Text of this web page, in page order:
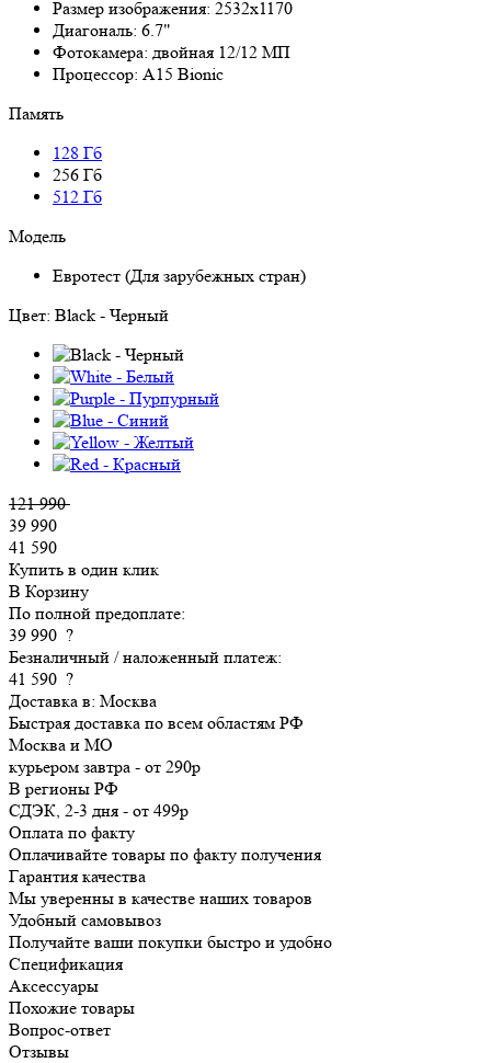
Размер изображения: 2532x1170
Диагональ: 6.7"
Фотокамера: двойная 12/12 МП
Процессор: A15 Bionic
Память
128 Гб
256 Гб
512 Гб
Модель
Евротест (Для зарубежных стран)
Цвет: Black - Черный
121 990
39 990
41 590
Купить в один клик
В Корзину
По полной предоплате:
39 990 ?
Безналичный / наложенный платеж:
41 590 ?
Доставка в: Москва
Быстрая доставка по всем областям РФ
Москва и МО
курьером завтра - от 290р
В регионы РФ
СДЭК, 2-3 дня - от 499р
Оплата по факту
Оплачивайте товары по факту получения
Гарантия качества
Мы уверенны в качестве наших товаров
Удобный самовывоз
Получайте ваши покупки быстро и удобно
Спецификация
Аксессуары
Похожие товары
Вопрос-ответ
Отзывы